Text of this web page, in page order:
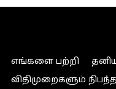
எங்களை பற்றி
விதிமுறைகளும்